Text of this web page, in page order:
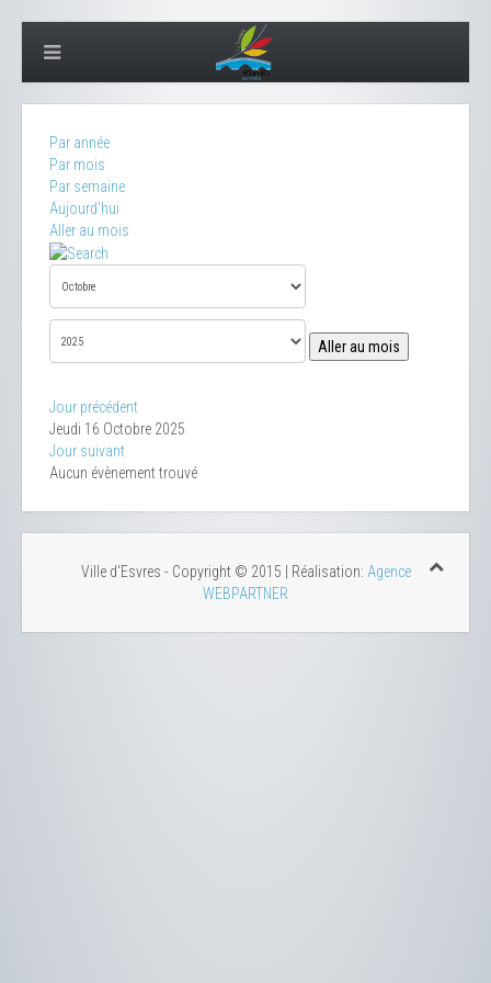
Par année
Par mois
Par semaine
Aujourd'hui
Aller au mois
Aller au mois
Jour précédent
Jeudi 16 Octobre 2025
Jour suivant
Aucun évènement trouvé
Ville d'Esvres - Copyright © 2015 | Réalisation: Agence
WEBPARTNER